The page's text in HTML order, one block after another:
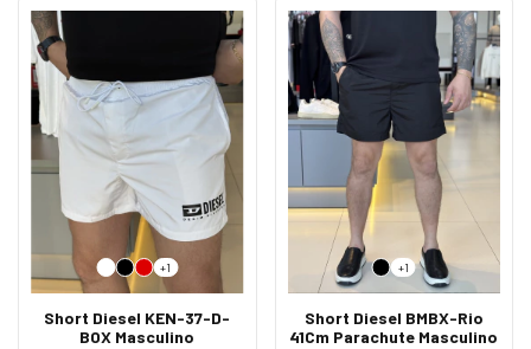
+1
Short Diesel KEN-37-D-
BOX Masculino
+1
Short Diesel BMBX-Rio
41Cm Parachute Masculino